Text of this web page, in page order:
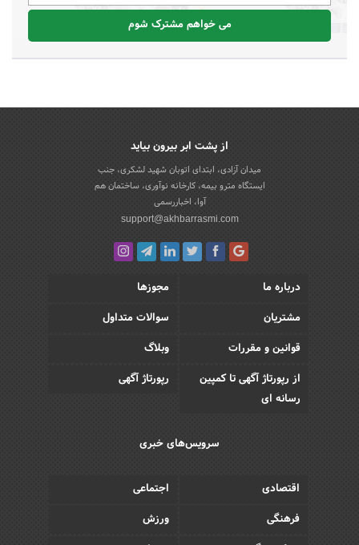
بهترین روش‌های برندینگ پزشکی
آژانس دیجیتال مارکتینگ اصفهان بیزینس مپ همراه شماست
خبرنامه اخبار رسمی
اخبار را با توجه به حوزه موردنظر
در ایمیل خود دریافت کنید
میدان آزادی، ابتدای اتوبان شهید لشکری، جنب
آوا، اخباررسمی